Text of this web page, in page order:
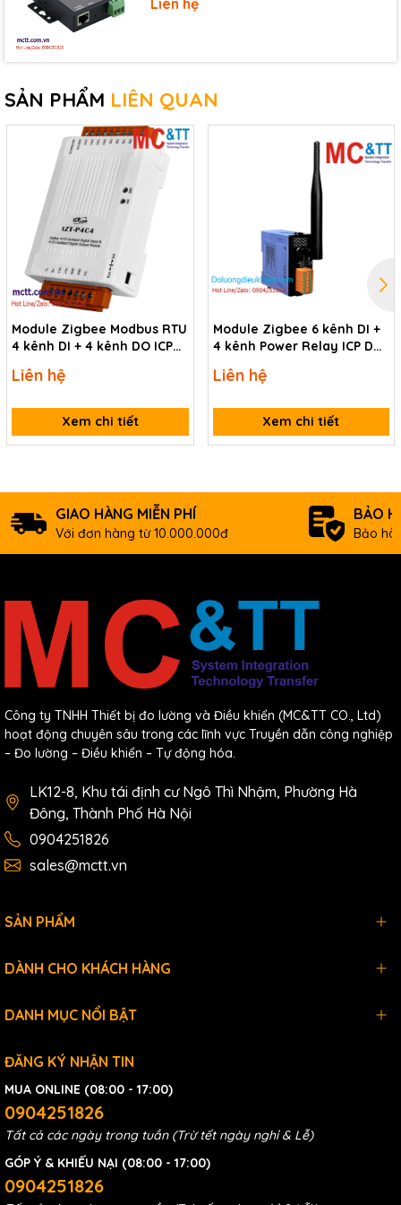
Humidity
Data Sheet
Documents
Thông tin mua hàng
ZT-2052-
IOP CR
ZigBee I/O Pair-connection Module with 8-ch
Isolated DI (ZigBee Coordinator) (RoHS)
(Asia Only)
SẢN PHẨM LIÊN QUAN
Module Zigbee Modbus RTU
4 kênh DI + 4 kênh DO ICP
Liên hệ
Xem chi tiết
Module Zigbee 6 kênh DI +
4 kênh Power Relay ICP DAS
Liên hệ
Xem chi tiết
GIAO HÀNG MIỄN PHÍ
Với đơn hàng từ 10.000.000đ
BẢO
Bảo
Công ty TNHH Thiết bị đo lường và Điều khiển (MC&TT CO., Ltd)
hoạt động chuyên sâu trong các lĩnh vực Truyền dẫn công nghiệp
– Đo lường – Điều khiển – Tự động hóa.
LK12-8, Khu tái định cư Ngô Thì Nhậm, Phường Hà
Đông, Thành Phố Hà Nội
0904251826
sales@mctt.vn
SẢN PHẨM
DÀNH CHO KHÁCH HÀNG
DANH MỤC NỔI BẬT
ĐĂNG KÝ NHẬN TIN
MUA ONLINE (08:00 - 17:00)
0904251826
Tất cả các ngày trong tuần (Trừ tết ngày nghỉ & Lễ)
GÓP Ý & KHIẾU NẠI (08:00 - 17:00)
0904251826